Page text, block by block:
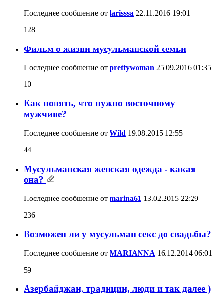
Последнее сообщение от larisssa 22.11.2016 19:01
128
Фильм о жизни мусульманской семьи
Последнее сообщение от prettywoman 25.09.2016 01:35
10
Как понять, что нужно восточному
мужчине?
Последнее сообщение от Wild 19.08.2015 12:55
44
Мусульманская женская одежда - какая
она?
Последнее сообщение от marina61 13.02.2015 22:29
236
Возможен ли у мусульман секс до свадьбы?
Последнее сообщение от MARIANNA 16.12.2014 06:01
59
Азербайджан, традиции, люди и так далее )